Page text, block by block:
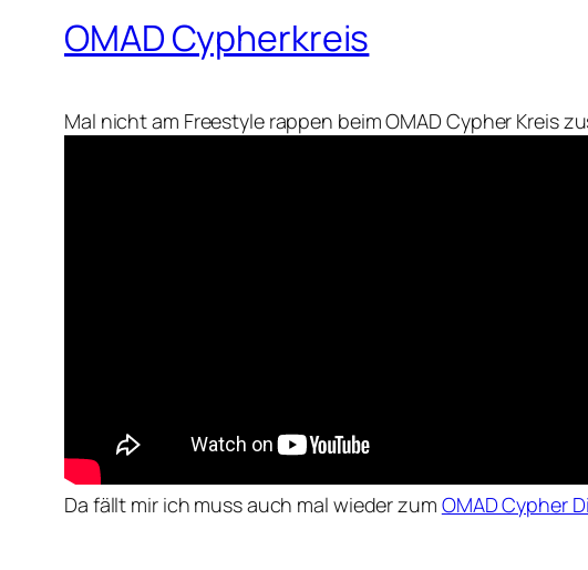
OMAD Cypherkreis
Mal nicht am Freestyle rappen beim OMAD Cypher Kreis
Da fällt mir ich muss auch mal wieder zum OMAD Cypher